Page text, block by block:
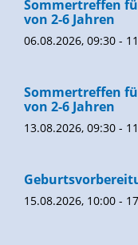
Sommertreffen
von 2-6 Jahren
06.08.2026, 09:30 -
Sommertreffen
von 2-6 Jahren
13.08.2026, 09:30 -
15.08.2026, 10:00 -